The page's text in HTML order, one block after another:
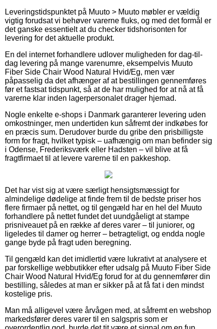
Leveringstidspunktet på Muuto > Muuto møbler er vældig
vigtig forudsat vi behøver varerne fluks, og med det formål er
det ganske essentielt at du checker tidshorisonten for
levering for det aktuelle produkt.
En del internet forhandlere udlover muligheden for dag-til-
dag levering på mange varenumre, eksempelvis Muuto
Fiber Side Chair Wood Natural Hvid/Eg, men vær
påpasselig da det afhænger af at bestillingen gennemføres
før et fastsat tidspunkt, så at de har mulighed for at nå at få
varerne klar inden lagerpersonalet drager hjemad.
Nogle enkelte e-shops i Danmark garanterer levering uden
omkostninger, men undertiden kun såfremt der indkøbes for
en præcis sum. Derudover burde du gribe den prisbilligste
form for fragt, hvilket typisk – uafhængig om man befinder sig
i Odense, Frederiksværk eller Hadsten – vil blive at få
fragtfirmaet til at levere varerne til en pakkeshop.
Det har vist sig at være særligt hensigtsmæssigt for
almindelige dødelige at finde frem til de bedste priser hos
flere firmaer på nettet, og til gengæld har en hel del Muuto
forhandlere på nettet fundet det uundgåeligt at stampe
prisniveauet på en række af deres varer – til juniorer, og
ligeledes til damer og herrer – betragteligt, og endda nogle
gange byde på fragt uden beregning.
Til gengæld kan det imidlertid være lukrativt at analysere et
par forskellige webbutikker efter udsalg på Muuto Fiber Side
Chair Wood Natural Hvid/Eg forud for at du gennemfører din
bestilling, således at man er sikker på at få fat i den mindst
kostelige pris.
Man må alligevel være årvågen med, at såfremt en webshop
markedsfører deres varer til en salgspris som er